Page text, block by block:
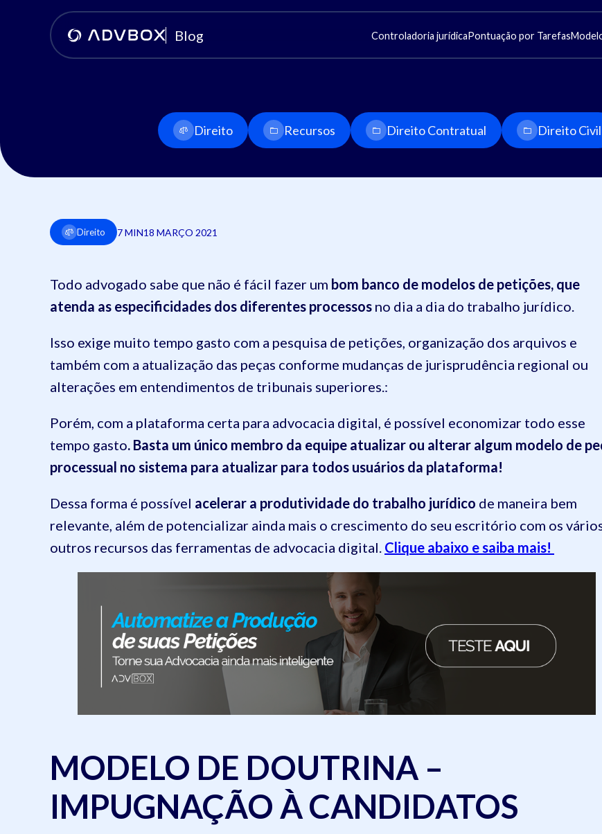
Blog Controladoria jurídicaPontuação por Tarefas
Direito Recursos Direito Contratual Direito Civil
Direito 7 MIN18 MARÇO 2021
Todo advogado sabe que não é fácil fazer um bom banco de modelos de petições, que
atenda as especificidades dos diferentes processos no dia a dia do trabalho jurídico.
Isso exige muito tempo gasto com a pesquisa de petições, organização dos arquivos e
também com a atualização das peças conforme mudanças de jurisprudência regional ou
alterações em entendimentos de tribunais superiores.:
Porém, com a plataforma certa para advocacia digital, é possível economizar todo esse
tempo gasto. Basta um único membro da equipe atualizar ou alterar algum modelo de
processual no sistema para atualizar para todos usuários da plataforma!
Dessa forma é possível acelerar a produtividade do trabalho jurídico de maneira bem
relevante, além de potencializar ainda mais o crescimento do seu escritório com os
outros recursos das ferramentas de advocacia digital. Clique abaixo e saiba mais!
MODELO DE DOUTRINA –
IMPUGNAÇÃO À CANDIDATOS